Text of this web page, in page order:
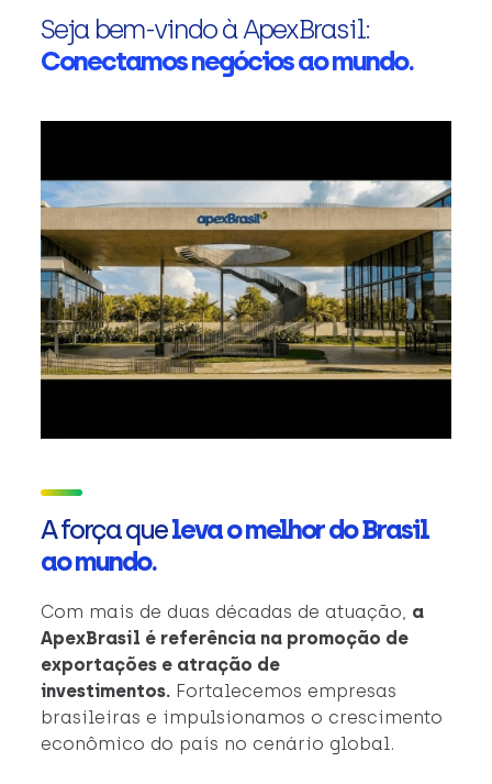
Seja bem-vindo à ApexBrasil:
Conectamos negócios ao mundo.
A força queleva o melhor do Brasil
ao mundo.
Com mais de duas décadas de atuação, a
ApexBrasil é referência na promoção de
exportações e atração de
investimentos. Fortalecemos empresas
brasileiras e impulsionamos o crescimento
econômico do país no cenário global.